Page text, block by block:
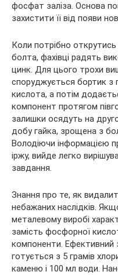
фосфат заліза. Основа
захистити її від появи
Коли потрібно открутись
болта, фахівці радять
цинк. Для цього трохи
споруджується бортик з
кислота, а потім
компонент протягом
залишки осядуть на
добу гайка, зрощена з
Володіючи інформацією
іржу, вийде легко
завдання.
Знання про те, як
небажаних наслідків.
металевому виробі
замість фосфорної
компоненти. Ефективний
готується з 5 грамів
каменю і 100 мл води.